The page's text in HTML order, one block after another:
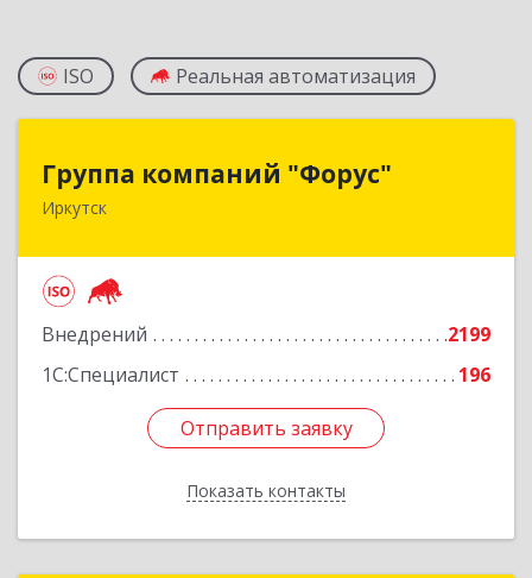
ISO Реальная автоматизация
Группа компаний "Форус"
Иркутск
Внедрений
2199
1С:Специалист
196
Отправить заявку
Показать контакты
Группа компаний "Форус"
664007, Иркутская обл, Иркутск г, Ямская ул,
Отправить заявку
Назад